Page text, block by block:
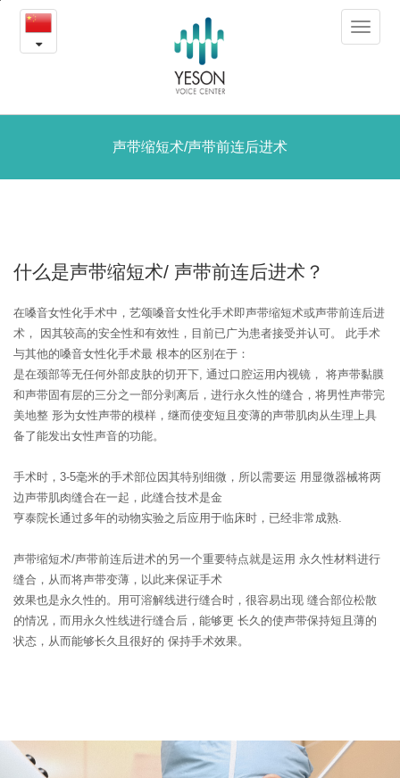
声
带
短
声
前
后
进
术
Toggle
声带缩短术/声带前连后进术
什么是声带缩短术/ 声带前连后进术？
在嗓音女性化手术中，艺颂嗓音女性化手术即声带缩短术或声带前连后进
术，
因其较高的安全性和有效性，目前已广为患者接受并认可。
此手术
与其他的嗓音女性化手术最 根本的区别在于：
是在颈部等无任何外部皮肤的切开下, 通过口腔运用内视镜， 将声带黏膜
和声带固有层的三分之一部分剥离后，进行永久性的缝合，将男性声带完
美地整 形为女性声带的模样，继而使变短且变薄的声带肌肉从生理上具
备了能发出女性声音的功能。
手术时，3-5毫米的手术部位因其特别细微，所以需要运 用显微器械将两
边声带肌肉缝合在一起，此缝合技术是金
亨泰院长通过多年的动物实验之后应用于临床时，已经非常成熟.
声带缩短术/声带前连后进术的另一个重要特点就是运用 永久性材料进行
缝合，从而将声带变薄，以此来保证手术
效果也是永久性的。用可溶解线进行缝合时，很容易出现 缝合部位松散
的情况，而用永久性线进行缝合后，能够更 长久的使声带保持短且薄的
状态，从而能够长久且很好的 保持手术效果。